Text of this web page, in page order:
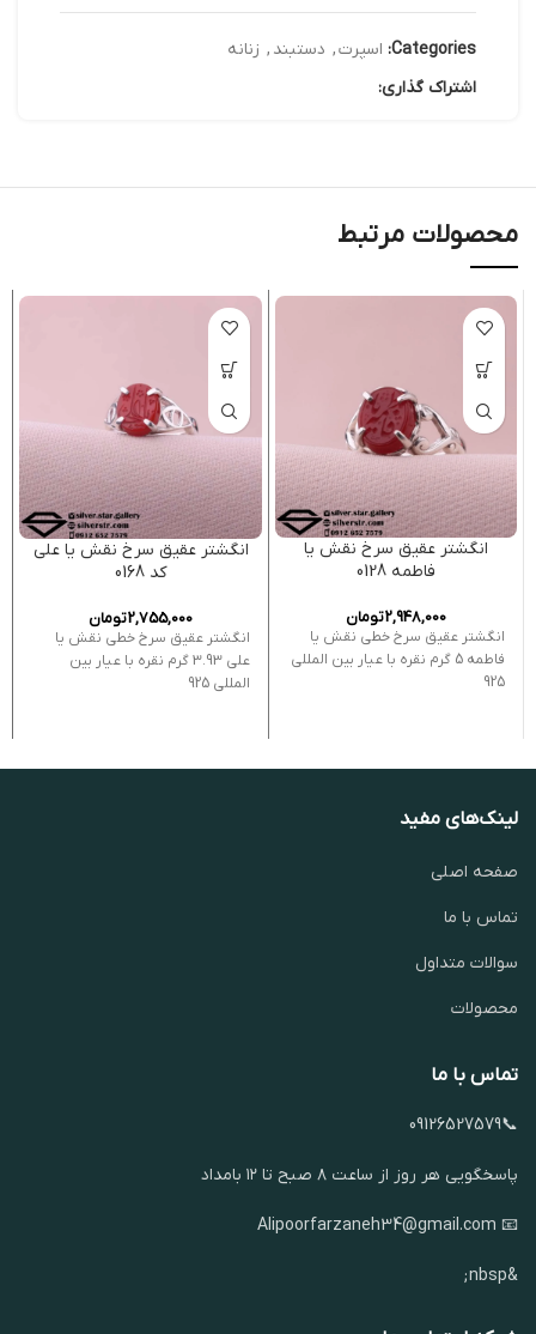
Categories: اسپرت, دستبند , زنانه
اشتراک گذاری:
محصولات مرتبط
انگشتر عقیق سرخ نقش یا
فاطمه 0128
2,948,000تومان
انگشتر عقیق سرخ خطی نقش یا
فاطمه 5 گرم نقره با عیار بین المللی
925
انگشتر عقیق سرخ نقش یا علی
کد 0168
2,755,000تومان
انگشتر عقیق سرخ خطی نقش یا
علی 3.93 گرم نقره با عیار بین
المللی 925
لینک‌های مفید
صفحه اصلی
تماس با ما
سوالات متداول
محصولات
تماس با ما
📞09126527579
پاسخگویی هر روز از ساعت ۸ صبح تا ۱۲ بامداد
📧 Alipoorfarzaneh34@gmail.com
&nbsp;